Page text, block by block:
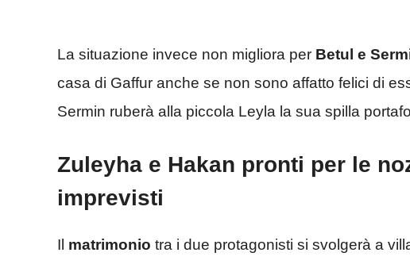
La situazione invece non migliora per Betul e
casa di Gaffur anche se non sono affatto felici di
Sermin ruberà alla piccola Leyla la sua spilla
Zuleyha e Hakan pronti per le
imprevisti
Il matrimonio tra i due protagonisti si svolgerà a